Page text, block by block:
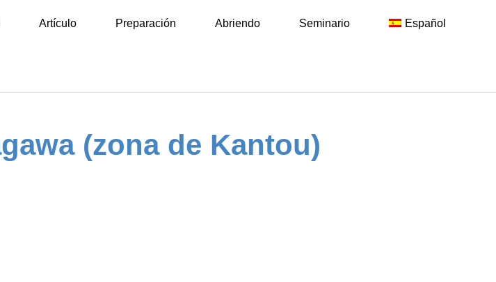
Artículo Preparación Abriendo Seminario Español
(zona de Kantou)